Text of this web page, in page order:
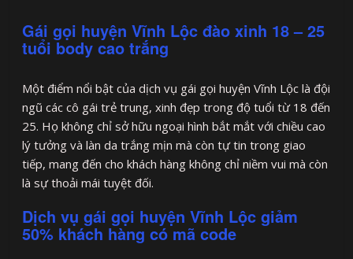
Gái gọi huyện Vĩnh Lộc đào xinh 18 – 25
tuổi body cao trắng
Một điểm nổi bật của dịch vụ gái gọi huyện Vĩnh Lộc là đội
ngũ các cô gái trẻ trung, xinh đẹp trong độ tuổi từ 18 đến
25. Họ không chỉ sở hữu ngoại hình bắt mắt với chiều cao
lý tưởng và làn da trắng mịn mà còn tự tin trong giao
tiếp, mang đến cho khách hàng không chỉ niềm vui mà còn
là sự thoải mái tuyệt đối.
Dịch vụ gái gọi huyện Vĩnh Lộc giảm
50% khách hàng có mã code